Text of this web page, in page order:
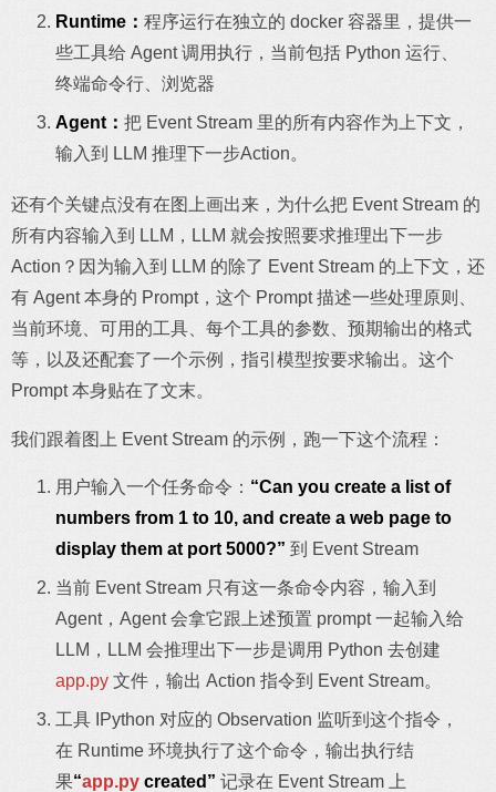
Runtime： 程序运行在独立的 docker 容器里，提供一
些工具给 Agent 调用执行，当前包括 Python 运行、
终端命令行、浏览器
Agent： 把 Event Stream 里的所有内容作为上下文，
输入到 LLM 推理下一步Action。
还有个关键点没有在图上画出来，为什么把 Event Stream 的
所有内容输入到 LLM，LLM 就会按照要求推理出下一步
Action？因为输入到 LLM 的除了 Event Stream 的上下文，还
有 Agent 本身的 Prompt，这个 Prompt 描述一些处理原则、
当前环境、可用的工具、每个工具的参数、预期输出的格式
等，以及还配套了一个示例，指引模型按要求输出。这个
Prompt 本身贴在了文末。
我们跟着图上 Event Stream 的示例，跑一下这个流程：
用户输入一个任务命令： “Can you create a list of
numbers from 1 to 10, and create a web page to
display them at port 5000?” 到 Event Stream
当前 Event Stream 只有这一条命令内容，输入到
Agent，Agent 会拿它跟上述预置 prompt 一起输入给
LLM，LLM 会推理出下一步是调用 Python 去创建
app.py 文件，输出 Action 指令到 Event Stream。
工具 IPython 对应的 Observation 监听到这个指令，
在 Runtime 环境执行了这个命令，输出执行结
果“app.py created” 记录在 Event Stream 上